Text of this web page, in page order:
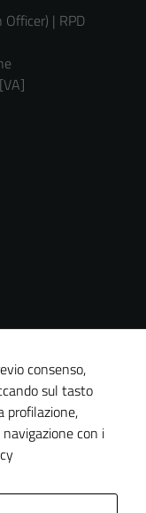
Officer) | RPD
consenso,
sul tasto
profilazione,
con i
cookie